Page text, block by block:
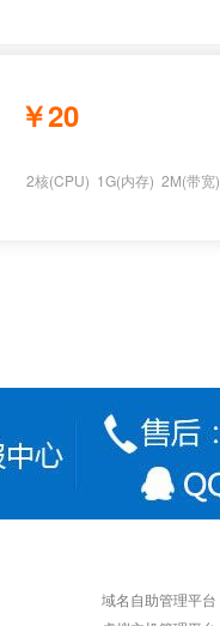
￥20
2核(CPU) 1G(内存) 2M(带宽)
域名自助管理平台